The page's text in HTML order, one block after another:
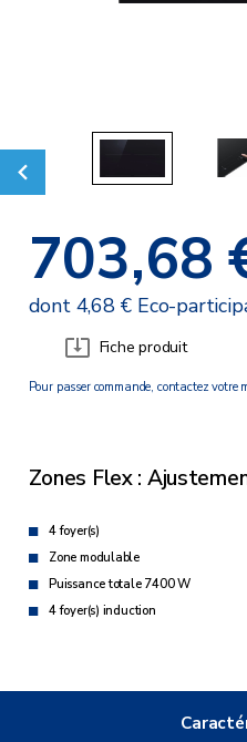
703,68
dont 4,68 € Eco-
Fiche produit
Pour passer commande, contactez votre
Zones Flex :
4 foyer(s)
Zone modulable
Puissance totale 7400 W
4 foyer(s) induction